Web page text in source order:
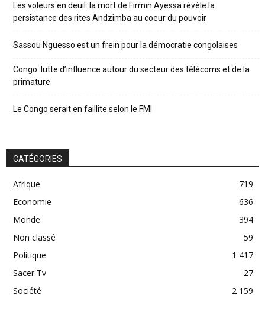
Les voleurs en deuil: la mort de Firmin Ayessa révèle la
persistance des rites Andzimba au coeur du pouvoir
Sassou Nguesso est un frein pour la démocratie congolaises
Congo: lutte d’influence autour du secteur des télécoms et de la
primature
Le Congo serait en faillite selon le FMI
CATÉGORIES
Afrique
719
Economie
636
Monde
394
Non classé
59
Politique
1 417
Sacer Tv
27
Société
2 159